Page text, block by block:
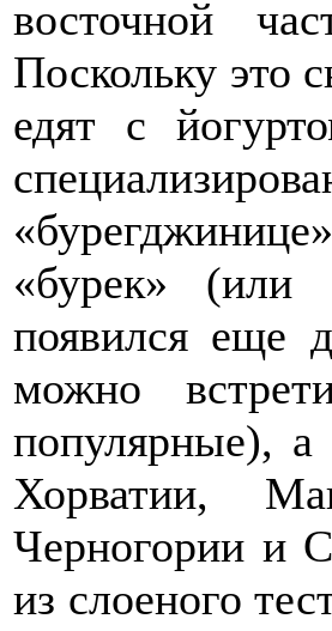
восточной
Поскольку это
едят с
«бурек»
появился еще
можно
популярные), а
Хорватии,
Черногории и
из слоеного